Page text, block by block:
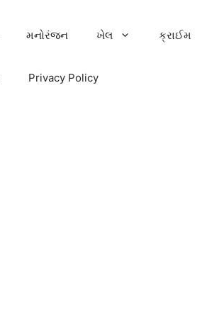
મનોરંજન ખેલ ક્રાઈમ
Privacy Policy